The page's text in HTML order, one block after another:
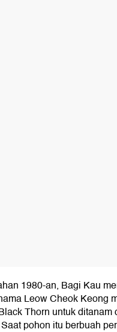
1980-an, Bagi Kau
Leow Cheok Keong
Thorn untuk ditanam
pohon itu berbuah